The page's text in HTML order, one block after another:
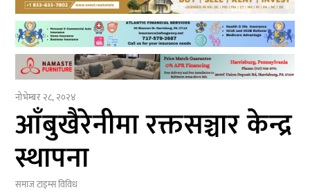
नोभेम्बर २८, २०२४
आँबुखैरेनीमा रक्तसञ्चार केन्द्र
स्थापना
समाज टाइम्सविविध